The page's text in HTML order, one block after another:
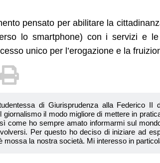
pensato per abilitare la
lo smartphone) con i servizi e
unico per l’erogazione e la
di Giurisprudenza alla Federico II
giornalismo il modo migliore di mettere in
come ho sempre amato informarmi sul
Per questo ho deciso di iniziare ad
mossa la nostra società. Mi interesso in